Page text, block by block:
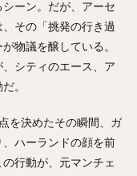
ーン。だが、アーセ
その「挑発の行き過
物議を醸している。
シティのエース、ア
。
を決めたその瞬間、ガ
ハーランドの顔を前
行動が、元マンチェ